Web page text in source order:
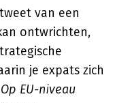
van een
ontwrichten,
je expats zich
Op EU-niveau